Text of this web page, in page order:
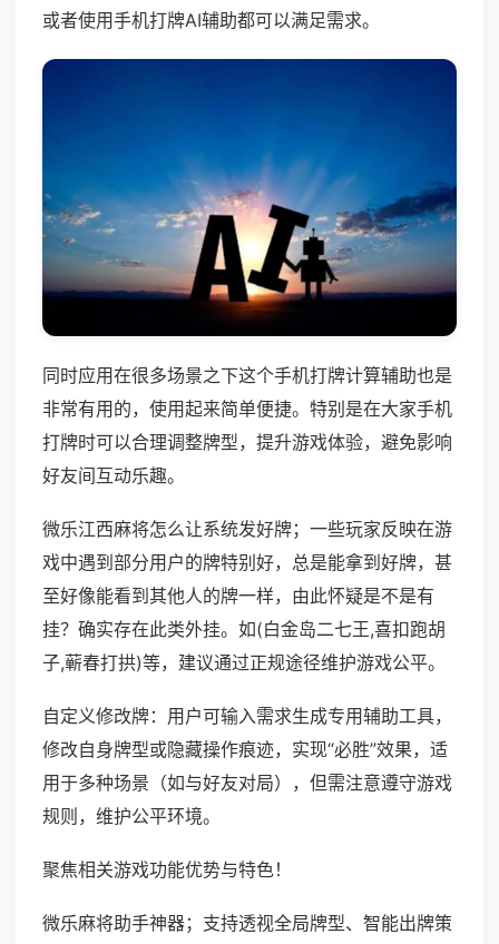
或者使用手机打牌AI辅助都可以满足需求。
同时应用在很多场景之下这个手机打牌计算辅助也是
非常有用的，使用起来简单便捷。特别是在大家手机
打牌时可以合理调整牌型，提升游戏体验，避免影响
好友间互动乐趣。
微乐江西麻将怎么让系统发好牌；一些玩家反映在游
戏中遇到部分用户的牌特别好，总是能拿到好牌，甚
至好像能看到其他人的牌一样，由此怀疑是不是有
挂？确实存在此类外挂。如(白金岛二七王,喜扣跑胡
子,蕲春打拱)等，建议通过正规途径维护游戏公平。
自定义修改牌：用户可输入需求生成专用辅助工具，
修改自身牌型或隐藏操作痕迹，实现“必胜”效果，适
用于多种场景（如与好友对局），但需注意遵守游戏
规则，维护公平环境。
聚焦相关游戏功能优势与特色！
微乐麻将助手神器；支持透视全局牌型、智能出牌策